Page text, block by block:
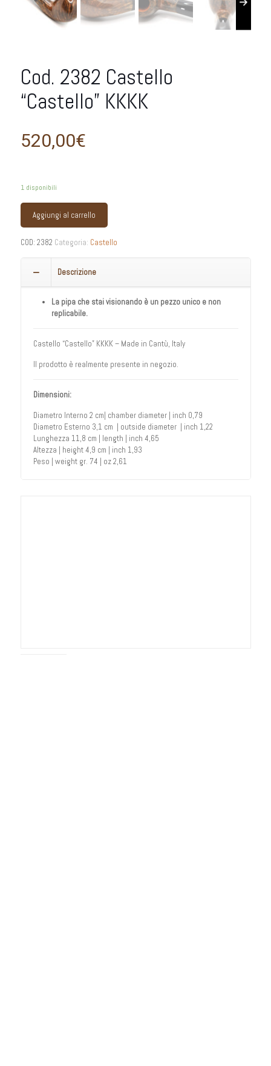
Cod. 2382 Castello
“Castello” KKKK
520,00€
1 disponibili
Aggiungi al carrello
COD: 2382 Categoria: Castello
Descrizione
La pipa che stai visionando è un pezzo unico e non
replicabile.
Castello “Castello” KKKK – Made in Cantù, Italy
Il prodotto è realmente presente in negozio.
Dimensioni:
Diametro Interno 2 cm| chamber diameter | inch 0,79
Diametro Esterno 3,1 cm | outside diameter | inch 1,22
Lunghezza 11,8 cm | length | inch 4,65
Altezza | height 4,9 cm | inch 1,93
Peso | weight gr. 74 | oz 2,61